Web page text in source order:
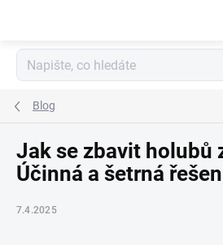
Blog
Jak se zbavit holubů
Účinná a šetrná
7.4.2025